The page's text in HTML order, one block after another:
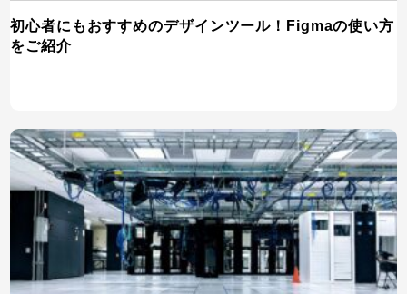
初心者にもおすすめのデザインツール！Figmaの使い方
をご紹介